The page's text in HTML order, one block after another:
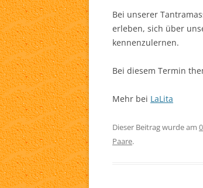
Bei unserer
erleben, sich über
kennenzulernen.
Bei diesem Termin
Mehr bei LaLita
Dieser Beitrag wurde am
Paare.